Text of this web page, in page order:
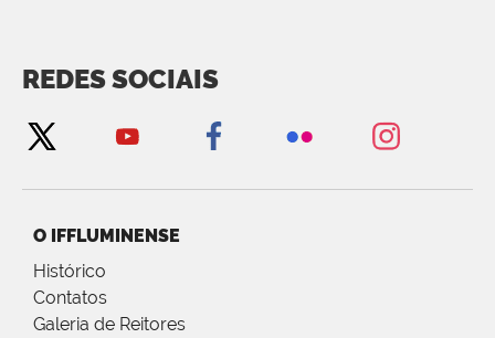
REDES SOCIAIS
O IFFLUMINENSE
Histórico
Contatos
Galeria de Reitores